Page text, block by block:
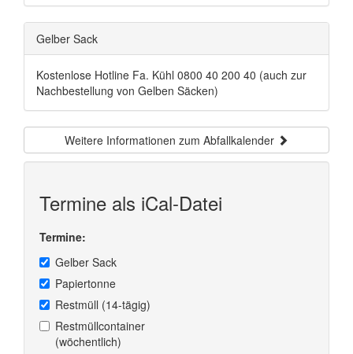
Gelber Sack
Kostenlose Hotline Fa. Kühl 0800 40 200 40 (auch zur
Nachbestellung von Gelben Säcken)
Weitere Informationen zum Abfallkalender
Termine als iCal-Datei
Termine:
Gelber Sack
Papiertonne
Restmüll (14-tägig)
Restmüllcontainer
(wöchentlich)